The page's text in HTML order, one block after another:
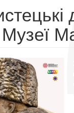
Музеї